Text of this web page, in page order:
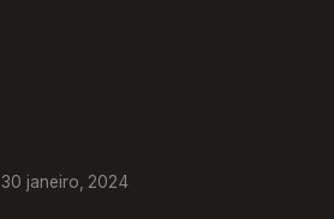
30 janeiro 2024